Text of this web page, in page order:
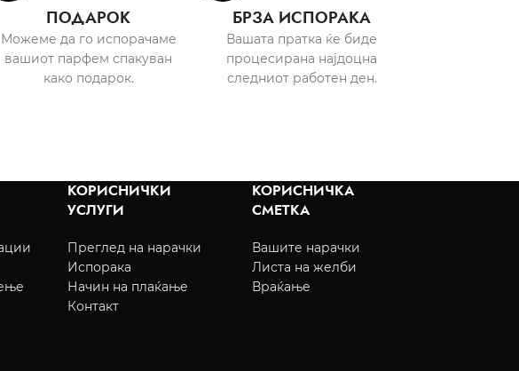
ПОДАРОК
Можеме да го испорачаме
вашиот парфем спакуван
како подарок.
БРЗА ИСПОРАКА
Вашата пратка ќе биде
процесирана најдоцна
следниот работен ден.
КОРИСНИЧКИ
УСЛУГИ
Преглед на нарачки
Испорака
Начин на плаќање
Контакт
КОРИСНИЧКА
СМЕТКА
Вашите нарачки
Листа на желби
Враќање